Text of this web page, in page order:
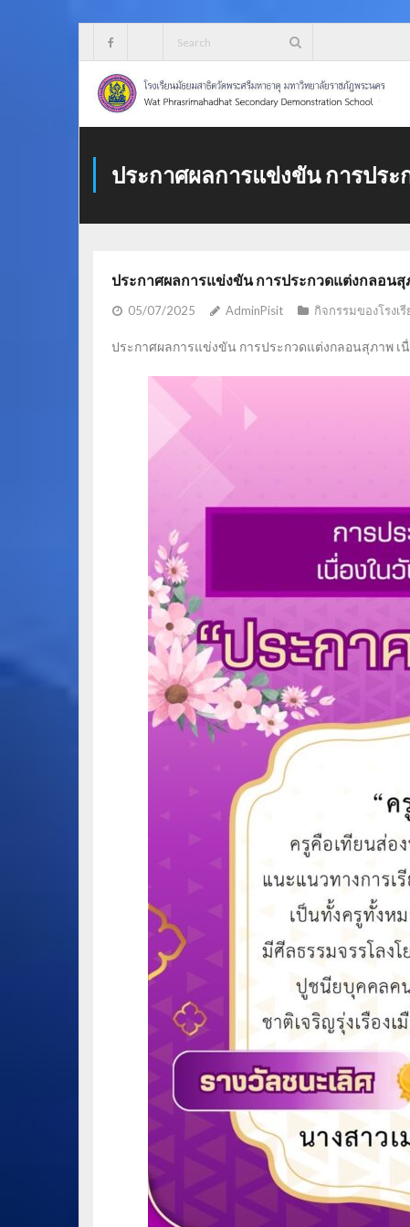
content
ประกาศผลการแข่งขัน การปร
ประกาศผลการแข่งขัน การประกวดแต่งกลอน
05/07/2025 AdminPisit กิจกรรมของโรงเ
ประกาศผลการแข่งขัน การประกวดแต่งกลอนสุภาพ เ